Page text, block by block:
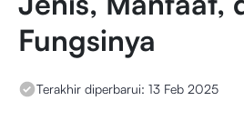
Fungsinya
Terakhir diperbarui: 13 Feb 2025